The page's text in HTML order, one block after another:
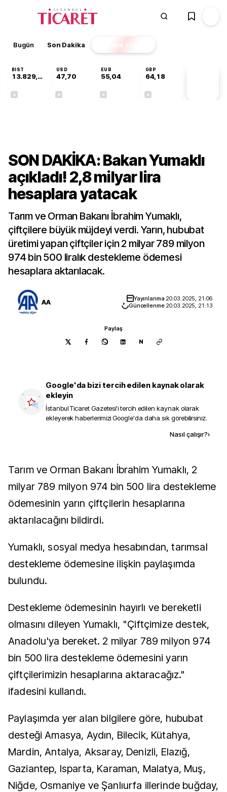
Bugün Son Dakika Finans EKSTRA
BIST
13.829,08
USD
47,70
EUR
55,04
GBP
64,18
SON DAKİKA: Bakan Yumaklı
açıkladı! 2,8 milyar lira
hesaplara yatacak
Tarım ve Orman Bakanı İbrahim Yumaklı,
çiftçilere büyük müjdeyi verdi. Yarın, hububat
üretimi yapan çiftçiler için 2 milyar 789 milyon
974 bin 500 liralık destekleme ödemesi
hesaplara aktarılacak.
AA Yayınlanma 20.03.2025, 21:06
Güncellenme 20.03.2025, 21:13
Paylaş
N
Google'da bizi tercih edilen kaynak olarak
ekleyin
İstanbul Ticaret Gazetesi'i tercih edilen kaynak olarak
ekleyerek haberlerimizi Google'da daha sık görebilirsiniz.
Nasıl çalışır?›
Tarım ve Orman Bakanı İbrahim Yumaklı, 2
milyar 789 milyon 974 bin 500 lira destekleme
ödemesinin yarın çiftçilerin hesaplarına
aktarılacağını bildirdi.
Yumaklı, sosyal medya hesabından, tarımsal
destekleme ödemesine ilişkin paylaşımda
bulundu.
Destekleme ödemesinin hayırlı ve bereketli
olmasını dileyen Yumaklı, "Çiftçimize destek,
Anadolu'ya bereket. 2 milyar 789 milyon 974
bin 500 lira destekleme ödemesini yarın
çiftçilerimizin hesaplarına aktaracağız."
ifadesini kullandı.
Paylaşımda yer alan bilgilere göre, hububat
desteği Amasya, Aydın, Bilecik, Kütahya,
Mardin, Antalya, Aksaray, Denizli, Elazığ,
Gaziantep, Isparta, Karaman, Malatya, Muş,
Niğde, Osmaniye ve Şanlıurfa illerinde buğday,